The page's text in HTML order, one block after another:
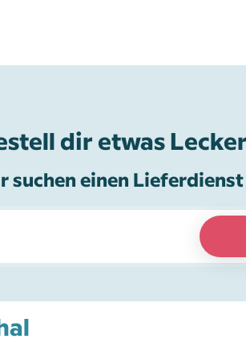
dir etwas
suchen einen